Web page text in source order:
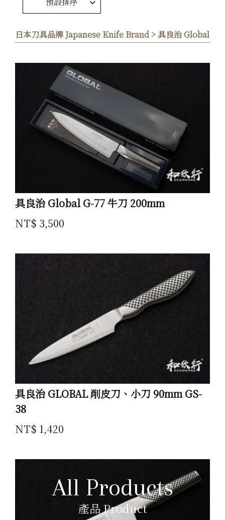
All Products
產品 Product
日本刀具品牌 Japanese Knife Brand > 具良治 Global
具良治 Global G-77 牛刀 200mm
NT$ 3,500
具良治 GLOBAL 削皮刀、小刀 90mm GS-
38
NT$ 1,420